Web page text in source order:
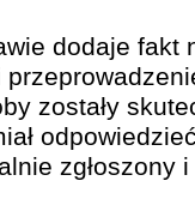
dodaje fakt
zostały
zgłoszony